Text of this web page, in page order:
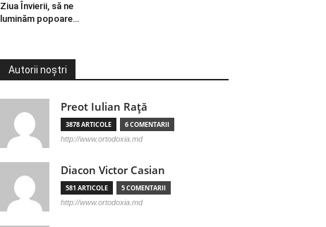
Ziua Învierii, să ne
luminăm popoare…
Autorii noștri
Preot Iulian Raţă
3878 ARTICOLE 6 COMENTARII
http://www.ortodoxia.md
Diacon Victor Casian
581 ARTICOLE 5 COMENTARII
http://www.ortodoxia.md